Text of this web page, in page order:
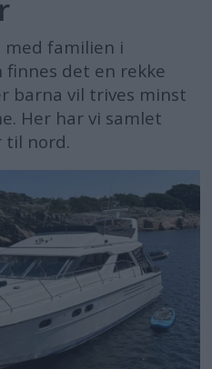
med familien i
finnes det en rekke
barna vil trives minst
Her har vi samlet
til nord.